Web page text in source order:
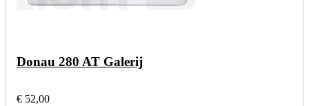
Donau 280 AT Galerij
€ 52,00